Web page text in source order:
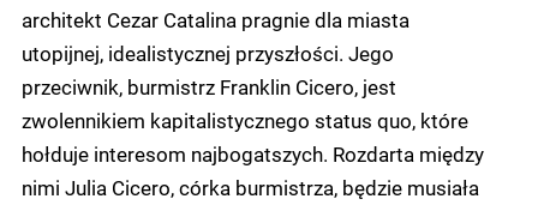
architekt Cezar Catalina pragnie dla miasta
utopijnej, idealistycznej przyszłości. Jego
przeciwnik, burmistrz Franklin Cicero, jest
zwolennikiem kapitalistycznego status quo, które
hołduje interesom najbogatszych. Rozdarta między
nimi Julia Cicero, córka burmistrza, będzie musiała